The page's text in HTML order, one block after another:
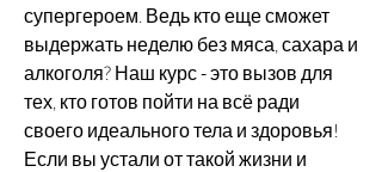
супергероем. Ведь кто еще сможет
выдержать неделю без мяса, сахара и
алкоголя? Наш курс - это вызов для
тех, кто готов пойти на всё ради
своего идеального тела и здоровья!
Если вы устали от такой жизни и